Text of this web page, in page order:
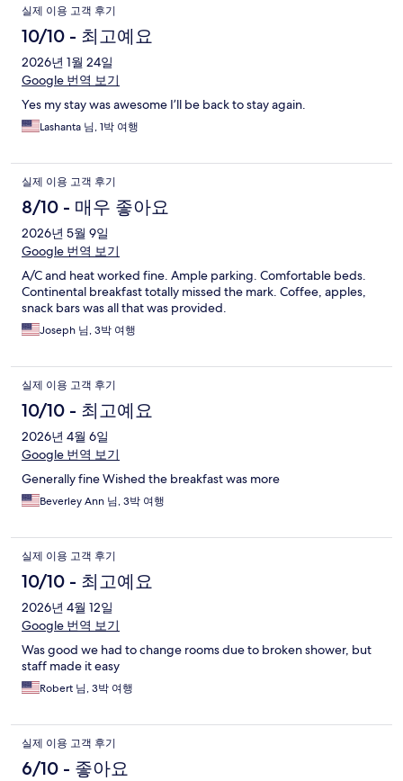
실제 이용 고객 후기
10/10 - 최고예요
2026년 1월 24일
Google 번역 보기
Yes my stay was awesome I’ll be back to stay again.
Lashanta 님, 1박 여행
실제 이용 고객 후기
8/10 - 매우 좋아요
2026년 5월 9일
Google 번역 보기
A/C and heat worked fine. Ample parking. Comfortable beds.
Continental breakfast totally missed the mark. Coffee, apples,
snack bars was all that was provided.
Joseph 님, 3박 여행
실제 이용 고객 후기
10/10 - 최고예요
2026년 4월 6일
Google 번역 보기
Generally fine Wished the breakfast was more
Beverley Ann 님, 3박 여행
실제 이용 고객 후기
10/10 - 최고예요
2026년 4월 12일
Google 번역 보기
Was good we had to change rooms due to broken shower, but
staff made it easy
Robert 님, 3박 여행
실제 이용 고객 후기
6/10 - 좋아요